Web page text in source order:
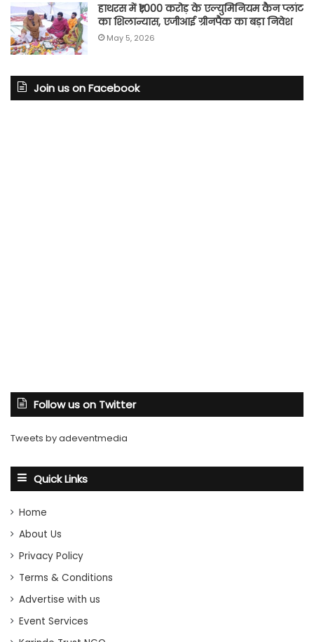
हाथरस में ₹1,000 करोड़ के एल्युमिनियम कैन प्लांट
का शिलान्यास, एजीआई ग्रीनपैक का बड़ा निवेश
May 5, 2026
Join us on Facebook
Follow us on Twitter
Tweets by adeventmedia
Quick Links
Home
About Us
Privacy Policy
Terms & Conditions
Advertise with us
Event Services